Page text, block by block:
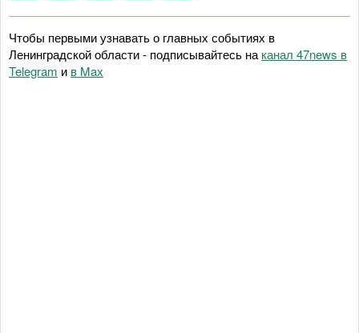
Чтобы первыми узнавать о главных событиях в
Ленинградской области - подписывайтесь на канал 47news в
Telegram и в Maх